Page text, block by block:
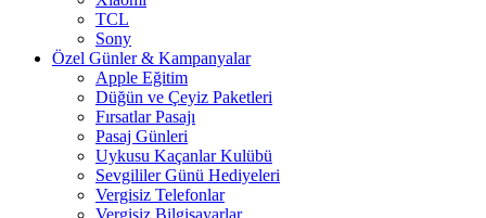
TCL
Sony
Özel Günler & Kampanyalar
Apple Eğitim
Düğün ve Çeyiz Paketleri
Fırsatlar Pasajı
Pasaj Günleri
Uykusu Kaçanlar Kulübü
Sevgililer Günü Hediyeleri
Vergisiz Telefonlar